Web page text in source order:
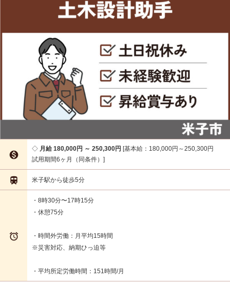

月給 180,000円 ～ 250,300円 基本給：180,000円～250,300円
試用期間6ヶ月（同条件）
 米子駅から徒歩5分

・8時30分〜17時15分
・休憩75分
・時間外労働：月平均15時間
※災害対応、納期ひっ迫等
・平均所定労働時間：151時間/月